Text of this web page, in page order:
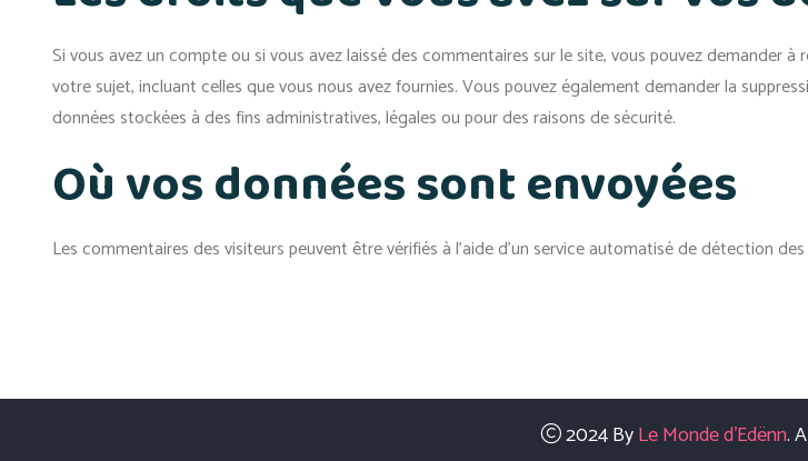
Si vous avez un compte ou si vous avez laissé des commentaires sur le site, vous pouvez demander
votre sujet, incluant celles que vous nous avez fournies. Vous pouvez également demander la
données stockées à des fins administratives, légales ou pour des raisons de sécurité.
Où vos données sont envoyées
Les commentaires des visiteurs peuvent être vérifiés à l’aide d’un service automatisé de détection
2024 ByLe Monde d'Edënn.